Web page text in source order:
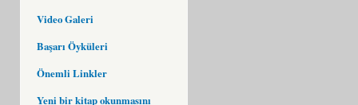
Video Galeri
Başarı Öyküleri
Önemli Linkler
Yeni bir kitap okunmasını